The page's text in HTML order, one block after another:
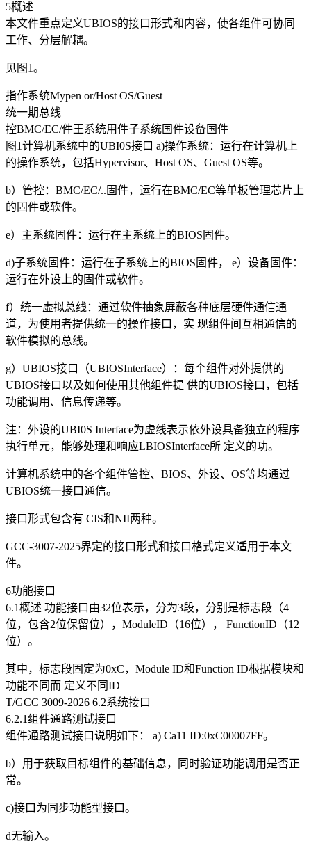
5概述
本文件重点定义UBIOS的接口形式和内容，使各组件可协同
工作、分层解耦。
见图1。
指作系统Mypen or/Host OS/Guest
统一期总线
控BMC/EC/件王系统用件子系统国件设备国件
图1计算机系统中的UBI0S接口 a)操作系统：运行在计算机上
的操作系统，包括Hypervisor、Host OS、Guest OS等。
b）管控：BMC/EC/..固件，运行在BMC/EC等单板管理芯片上
的固件或软件。
e）主系统固件：运行在主系统上的BIOS固件。
d)子系统固件：运行在子系统上的BIOS固件， e）设备固件：
运行在外设上的固件或软件。
f）统一虚拟总线：通过软件抽象屏蔽各种底层硬件通信通
道，为使用者提供统一的操作接口，实 现组件间互相通信的
软件模拟的总线。
g）UBIOS接口（UBIOSInterface）：每个组件对外提供的
UBIOS接口以及如何使用其他组件提 供的UBIOS接口，包括
功能调用、信息传递等。
注：外设的UBI0S Interface为虚线表示依外设具备独立的程序
执行单元，能够处理和响应LBIOSInterface所 定义的功。
计算机系统中的各个组件管控、BIOS、外设、OS等均通过
UBIOS统一接口通信。
接口形式包含有 CIS和NII两种。
GCC-3007-2025界定的接口形式和接口格式定义适用于本文
件。
6功能接口
6.1概述 功能接口由32位表示，分为3段，分别是标志段（4
位，包含2位保留位），ModuleID（16位）， FunctionID（12
位）。
其中，标志段固定为0xC，Module ID和Function ID根据模块和
功能不同而 定义不同ID
T/GCC 3009-2026 6.2系统接口
6.2.1组件通路测试接口
组件通路测试接口说明如下： a) Ca11 ID:0xC00007FF。
b）用于获取目标组件的基础信息，同时验证功能调用是否正
常。
c)接口为同步功能型接口。
d无输入。